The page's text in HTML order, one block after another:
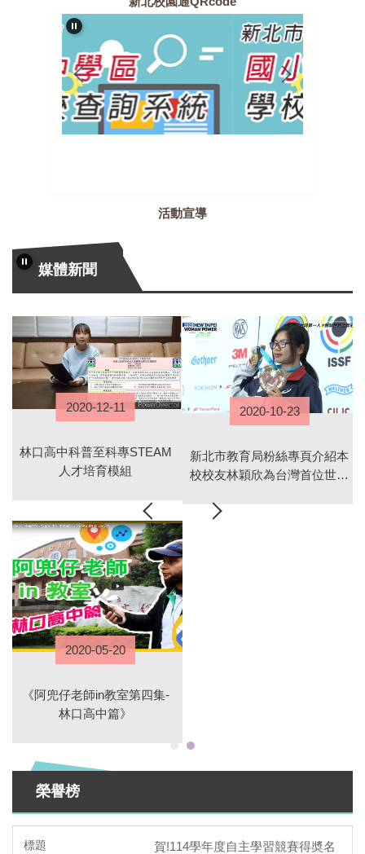
活動宣導
媒體新聞
2020-12-11
林口高中科普至科專STEAM
人才培育模組
2020-10-23
新北市教育局粉絲專頁介紹本
校校友林穎欣為台灣首位世界
2020-05-20
《阿兜仔老師in教室第四集-
林口高中篇》
榮譽榜
賀!114學年度自主學習競賽得奬名